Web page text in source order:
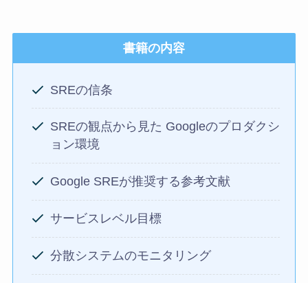
書籍の内容
SREの信条
SREの観点から見た Googleのプロダクシ
ョン環境
Google SREが推奨する参考文献
サービスレベル目標
分散システムのモニタリング